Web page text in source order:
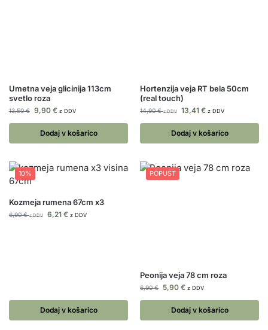
Umetna veja glicinija 113cm
svetlo roza
13,50€ 9,90 € z DDV
Dodaj v košarico
Hortenzija veja RT bela 50cm
(real touch)
14,90€ z DDV 13,41 € z DDV
Dodaj v košarico
10%
Kozmeja rumena 67cm x3
6,90€ z DDV 6,21 € z DDV
Dodaj v košarico
POPUST
Peonija veja 78 cm roza
6,90€ 5,90 € z DDV
Dodaj v košarico